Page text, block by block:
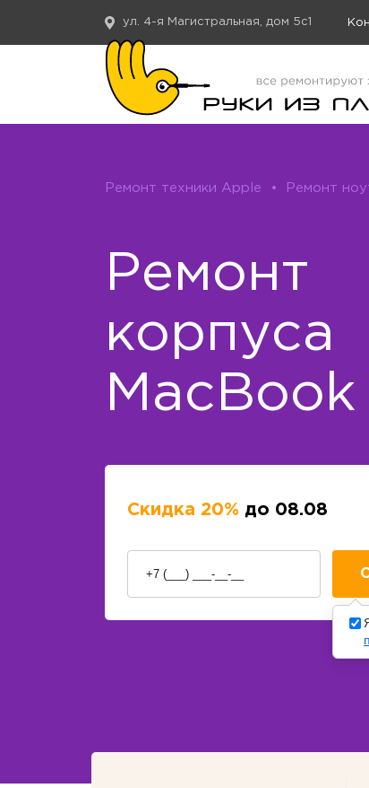
ул. 4-я Магистральная, дом 5с1
Ремонт техники Apple • Ремонт
Ремонт
корпуса
MacBook
Скидка 20% до 08.08